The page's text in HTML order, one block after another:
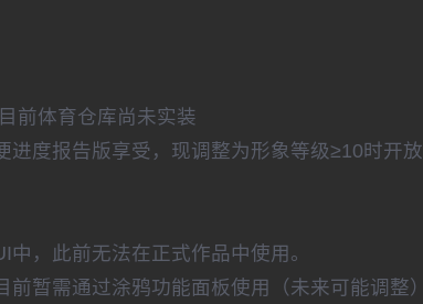
前体育仓库尚未实装
度报告版享受，现调整为形象等级≥10时开放
，此前无法在正式作品中使用。
暂需通过涂鸦功能面板使用（未来可能调整）